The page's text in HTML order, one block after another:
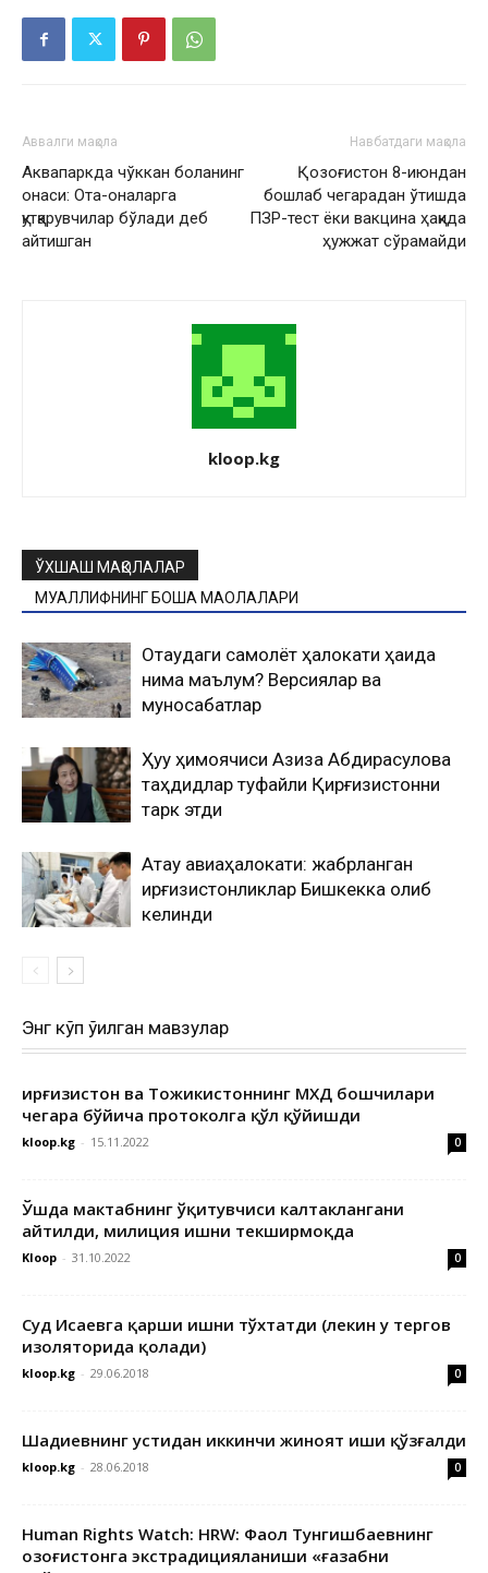
Аввалги мақола
Аквапаркда чўккан боланинг
онаси: Ота-оналарга
қутқарувчилар бўлади деб
айтишган
Навбатдаги мақола
Қозоғистон 8-июндан
бошлаб чегарадан ўтишда
ПЗР-тест ёки вакцина ҳақида
ҳужжат сўрамайди
kloop.kg
ЎХШАШ МАҚОЛАЛАР
МУАЛЛИФНИНГ БОШҚА МАҚОЛАЛАРИ
Оқтаудаги самолёт ҳалокати ҳақида
нима маълум? Версиялар ва
муносабатлар
Ҳуқуқ ҳимоячиси Азиза Абдирасулова
таҳдидлар туфайли Қирғизистонни
тарк этди
Ақтау авиаҳалокати: жабрланган
қирғизистонликлар Бишкекка олиб
келинди
Энг кўп ўқилган мавзулар
Қирғизистон ва Тожикистоннинг МХДҚ бошчилари
чегара бўйича протоколга қўл қўйишди
kloop.kg - 15.11.2022 0
Ўшда мактабнинг ўқитувчиси калтаклангани
айтилди, милиция ишни текширмоқда
Kloop - 31.10.2022 0
Суд Исаевга қарши ишни тўхтатди (лекин у тергов
изоляторида қолади)
kloop.kg - 29.06.2018 0
Шадиевнинг устидан иккинчи жиноят иши қўзғалди
kloop.kg - 28.06.2018 0
Human Rights Watch: HRW: Фаол Тунгишбаевнинг
Қозоғистонга экстрадицияланиши «ғазабни